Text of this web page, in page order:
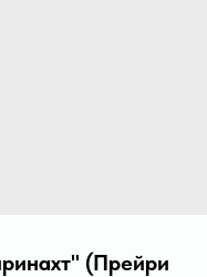
(Прейри